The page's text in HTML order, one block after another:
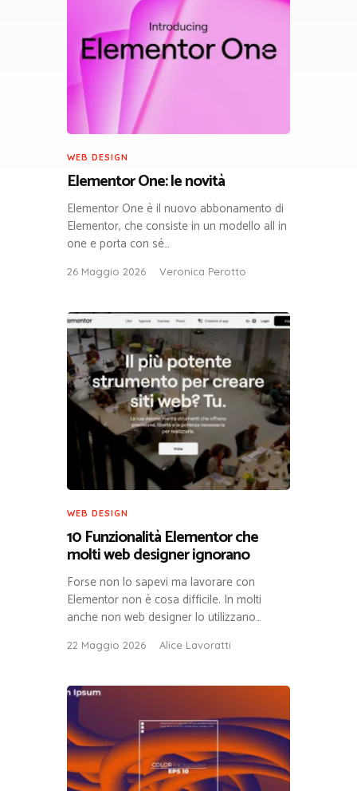
WEB DESIGN
Elementor One: le novità
Elementor One è il nuovo abbonamento di
Elementor, che consiste in un modello all in
one e porta con sé…
26 Maggio 2026 Veronica Perotto
WEB DESIGN
10 Funzionalità Elementor che
molti web designer ignorano
Forse non lo sapevi ma lavorare con
Elementor non è cosa difficile. In molti
anche non web designer lo utilizzano…
22 Maggio 2026 Alice Lavoratti